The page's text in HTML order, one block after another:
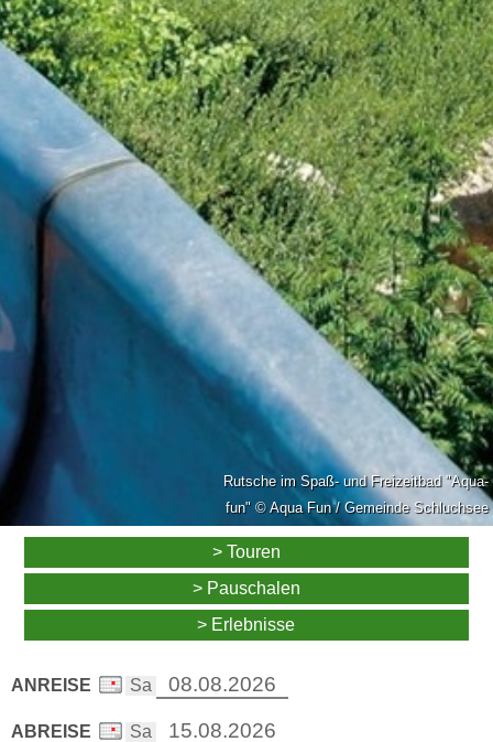
Rutsche im Spaß- und Freizeitbad "Aqua-
fun" © Aqua Fun / Gemeinde Schluchsee
> Touren
> Pauschalen
> Erlebnisse
ANREISE
ABREISE